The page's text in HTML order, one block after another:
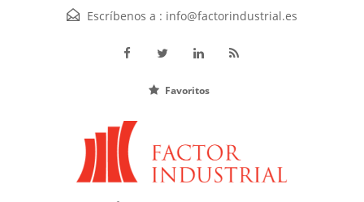
Escríbenos a : info@factorindustrial.es
Favoritos